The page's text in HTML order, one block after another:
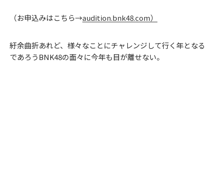
（お申込みはこちら→audition.bnk48.com）
紆余曲折あれど、様々なことにチャレンジして行く年となる
であろうBNK48の面々に今年も目が離せない。